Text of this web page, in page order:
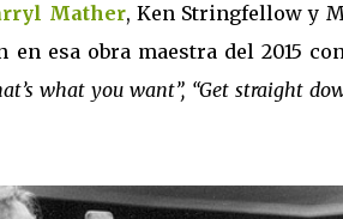
Mather, Ken Stringfellow y
esa obra maestra del 2015
what you want”, “Get straight